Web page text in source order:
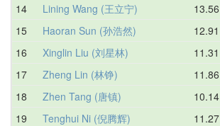
14
Lining Wang (王立宁) 13.56
15
Haoran Sun (孙浩然) 12.91
16
Xinglin Liu (刘星林) 11.31
17
Zheng Lin (林铮) 11.86
18
Zhen Tang (唐镇) 10.14
19
Tenghui Ni (倪腾辉) 11.27